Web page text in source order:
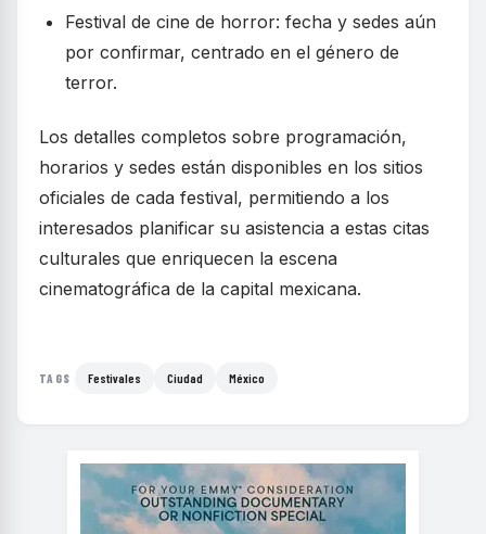
Festival de cine de horror: fecha y sedes aún
por confirmar, centrado en el género de
terror.
Los detalles completos sobre programación,
horarios y sedes están disponibles en los sitios
oficiales de cada festival, permitiendo a los
interesados planificar su asistencia a estas citas
culturales que enriquecen la escena
cinematográfica de la capital mexicana.
TAGS Festivales Ciudad México